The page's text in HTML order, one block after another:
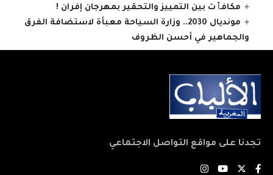
مكافٱت بين التمييز والتحقير بمهرجان إفران !
مونديال 2030.. وزارة السياحة معبأة لاستضافة الفرق
والجماهير في أحسن الظروف
تجدنا على مواقع التواصل الاجتماعي